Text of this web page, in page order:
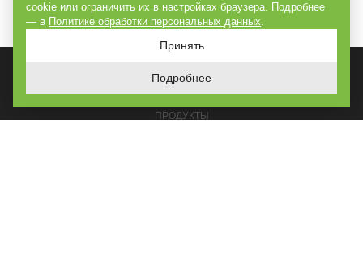
ГЛАВНАЯ
ПРОДУКТЫ
cookie или ограничить их в настройках браузера. Подробнее
— в Политике обработки персональных данных.
Принять
Подробнее